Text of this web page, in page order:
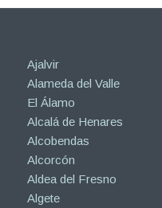
Ajalvir
Alameda del Valle
El Álamo
Alcalá de Henares
Alcobendas
Alcorcón
Aldea del Fresno
Algete